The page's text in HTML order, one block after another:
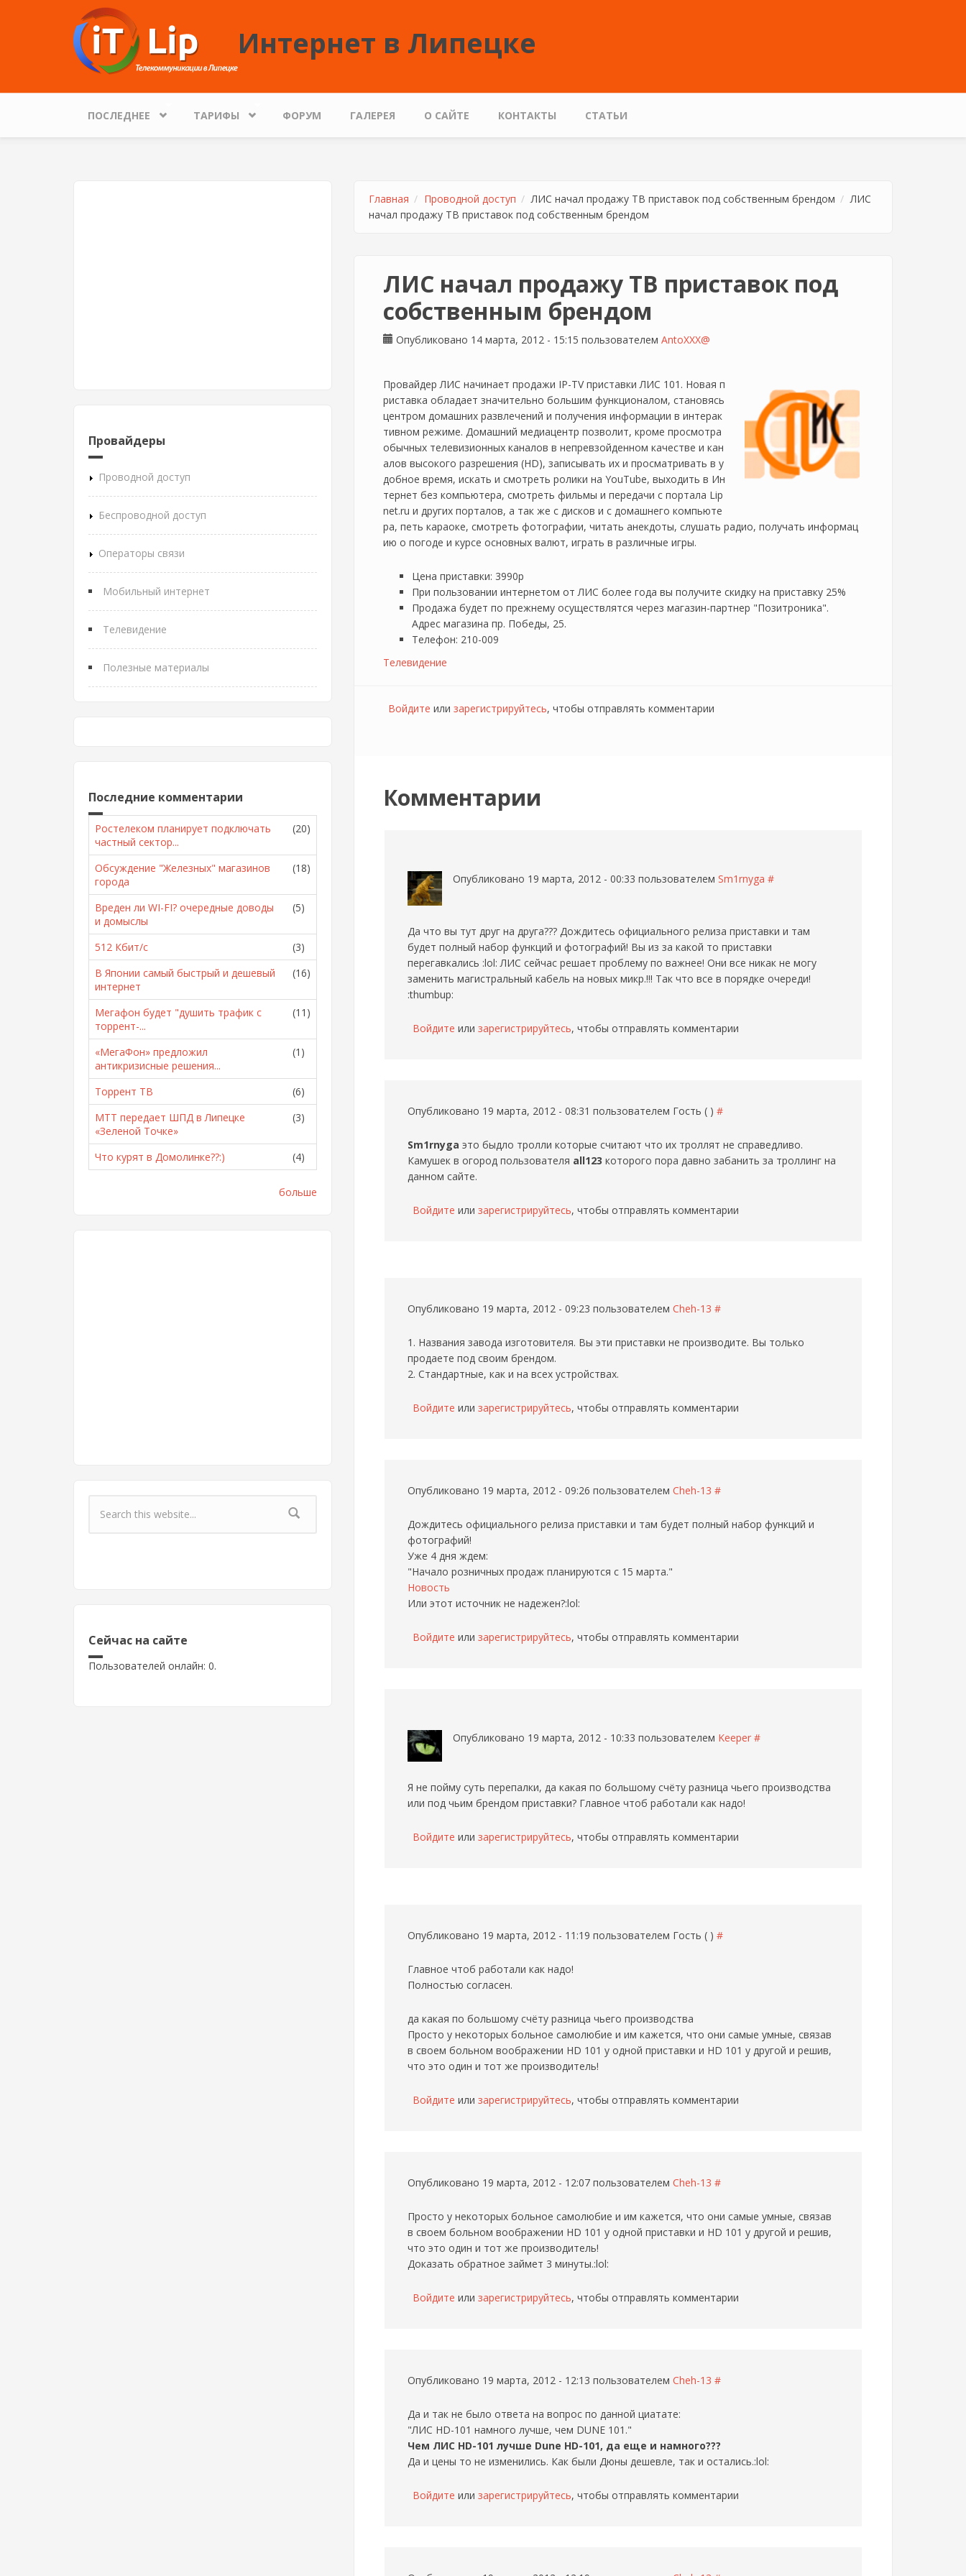
Перейти к основному содержанию
Интернет в Липецке
ПОСЛЕДНЕЕ ТАРИФЫ ФОРУМ ГАЛЕРЕЯ О САЙТЕ КОНТАКТЫ СТАТЬИ
Провайдеры
Проводной доступ
Беспроводной доступ
Операторы связи
Мобильный интернет
Телевидение
Полезные материалы
Последние комментарии
Ростелеком планирует подключать
частный сектор...
(20)
Обсуждение "Железных" магазинов
города
(18)
Вреден ли WI-FI? очередные доводы
и домыслы
(5)
512 Кбит/с
(3)
В Японии самый быстрый и дешевый
интернет
(16)
Мегафон будет "душить трафик с
торрент-...
(11)
«МегаФон» предложил
антикризисные решения...
(1)
Торрент ТВ
(6)
МТТ передает ШПД в Липецке
«Зеленой Точке»
(3)
Что курят в Домолинке??:) (4)
больше
Форма поиска
Сейчас на сайте
Пользователей онлайн: 0.
Главная Проводной доступ ЛИС начал продажу ТВ приставок под собственным брендом
ЛИС
начал продажу ТВ приставок под собственным брендом
ЛИС начал продажу ТВ приставок под
собственным брендом
Опубликовано 14 марта, 2012 - 15:15 пользователем AntoXXX@
Провайдер ЛИС начинает продажи IP-TV приставки ЛИС 101. Новая п
риставка обладает значительно большим функционалом, становясь
центром домашних развлечений и получения информации в интерак
тивном режиме. Домашний медиацентр позволит, кроме просмотра
обычных телевизионных каналов в непревзойденном качестве и кан
алов высокого разрешения (HD), записывать их и просматривать в у
добное время, искать и смотреть ролики на YouTube, выходить в Ин
тернет без компьютера, смотреть фильмы и передачи с портала Lip
net.ru и других порталов, а так же с дисков и с домашнего компьюте
ра, петь караоке, смотреть фотографии, читать анекдоты, слушать радио, получать информац
ию о погоде и курсе основных валют, играть в различные игры.
Цена приставки: 3990р
При пользовании интернетом от ЛИС более года вы получите скидку на приставку 25%
Продажа будет по прежнему осуществлятся через магазин-партнер "Позитроника".
Адрес магазина пр. Победы, 25.
Телефон: 210-009
Телевидение
Войдите или зарегистрируйтесь, чтобы отправлять комментарии
Комментарии
Опубликовано 19 марта, 2012 - 00:33 пользователем Sm1rnyga #
Да что вы тут друг на друга??? Дождитесь официального релиза приставки и там
будет полный набор функций и фотографий! Вы из за какой то приставки
перегавкались :lol: ЛИС сейчас решает проблему по важнее! Они все никак не могу
заменить магистральный кабель на новых микр.!!! Так что все в порядке очереди!
:thumbup:
Войдите или зарегистрируйтесь, чтобы отправлять комментарии
Опубликовано 19 марта, 2012 - 08:31 пользователем Гость ( ) #
Sm1rnyga это быдло тролли которые считают что их троллят не справедливо.
Камушек в огород пользователя all123 которого пора давно забанить за троллинг на
данном сайте.
Войдите или зарегистрируйтесь, чтобы отправлять комментарии
Опубликовано 19 марта, 2012 - 09:23 пользователем Cheh-13 #
1. Названия завода изготовителя. Вы эти приставки не производите. Вы только
продаете под своим брендом.
2. Стандартные, как и на всех устройствах.
Войдите или зарегистрируйтесь, чтобы отправлять комментарии
Опубликовано 19 марта, 2012 - 09:26 пользователем Cheh-13 #
Дождитесь официального релиза приставки и там будет полный набор функций и
фотографий!
Уже 4 дня ждем:
"Начало розничных продаж планируются с 15 марта."
Новость
Или этот источник не надежен?:lol:
Войдите или зарегистрируйтесь, чтобы отправлять комментарии
Опубликовано 19 марта, 2012 - 10:33 пользователем Keeper #
Я не пойму суть перепалки, да какая по большому счёту разница чьего производства
или под чьим брендом приставки? Главное чтоб работали как надо!
Войдите или зарегистрируйтесь, чтобы отправлять комментарии
Опубликовано 19 марта, 2012 - 11:19 пользователем Гость ( ) #
Главное чтоб работали как надо!
Полностью согласен.
да какая по большому счёту разница чьего производства
Просто у некоторых больное самолюбие и им кажется, что они самые умные, связав
в своем больном воображении HD 101 у одной приставки и HD 101 у другой и решив,
что это один и тот же производитель!
Войдите или зарегистрируйтесь, чтобы отправлять комментарии
Опубликовано 19 марта, 2012 - 12:07 пользователем Cheh-13 #
Просто у некоторых больное самолюбие и им кажется, что они самые умные, связав
в своем больном воображении HD 101 у одной приставки и HD 101 у другой и решив,
что это один и тот же производитель!
Доказать обратное займет 3 минуты.:lol:
Войдите или зарегистрируйтесь, чтобы отправлять комментарии
Опубликовано 19 марта, 2012 - 12:13 пользователем Cheh-13 #
Да и так не было ответа на вопрос по данной циатате:
"ЛИС HD-101 намного лучше, чем DUNE 101."
Чем ЛИС HD-101 лучше Dune HD-101, да еще и намного???
Да и цены то не изменились. Как были Дюны дешевле, так и остались.:lol:
Войдите или зарегистрируйтесь, чтобы отправлять комментарии